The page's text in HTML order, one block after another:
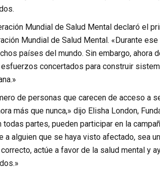
Mundial de Salud Mental declaró el
Mundial de Salud Mental. «Durante
países del mundo. Sin embargo, ahora
concertados para construir
de personas que carecen de acceso a
más que nunca,» dijo Elisha London,
todas partes, pueden participar en la
a alguien que se haya visto afectado, sea
actúe a favor de la salud mental y